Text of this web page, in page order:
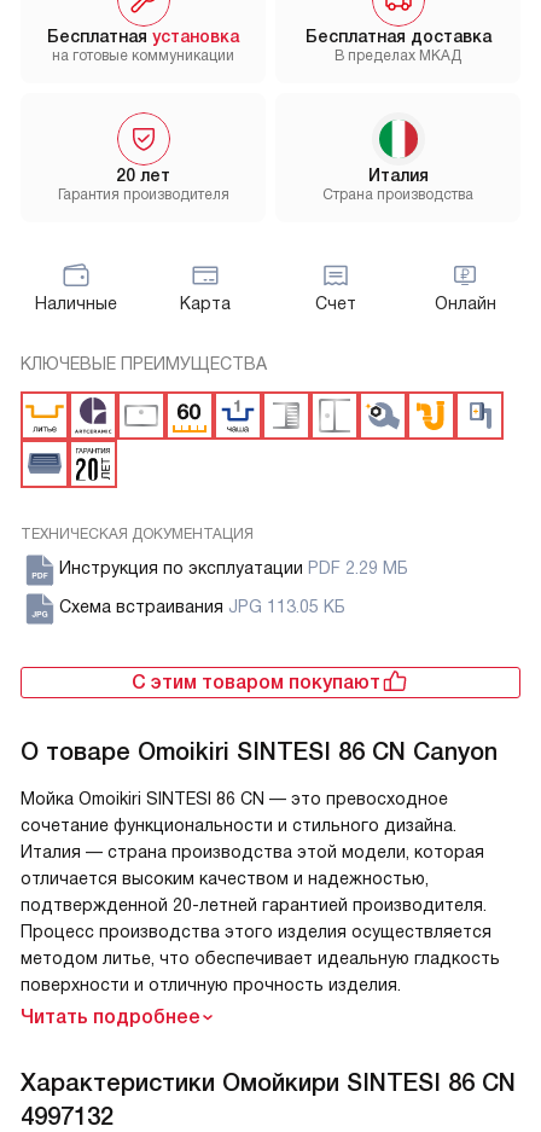
Бесплатная доставка
В пределах МКАД
20 лет
Гарантия производителя
Бесплатная установка
на готовые коммуникации
Италия
Страна производства
Наличные Карта Счет Онлайн
КЛЮЧЕВЫЕ ПРЕИМУЩЕСТВА
ТЕХНИЧЕСКАЯ ДОКУМЕНТАЦИЯ
Инструкция по эксплуатации PDF 2.29 МБ
Схема встраивания JPG 113.05 КБ
С этим товаром покупают
О товаре Omoikiri SINTESI 86 CN Canyon
Мойка Omoikiri SINTESI 86 CN — это превосходное
сочетание функциональности и стильного дизайна.
Италия — страна производства этой модели, которая
отличается высоким качеством и надежностью,
подтвержденной 20-летней гарантией производителя.
Процесс производства этого изделия осуществляется
методом литье, что обеспечивает идеальную гладкость
поверхности и отличную прочность изделия.
Читать подробнее
Характеристики Омойкири SINTESI 86 CN
4997132